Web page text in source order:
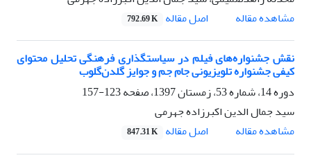
مشاهده مقاله
اصل مقاله 792.69 K
نقش جشنواره‌های فیلم در سیاستگذاری فرهنگی تحلیل محتوای
کیفی جشنواره‌‌ تلویزیونی جام‌ جم و جوایز گلدن‌گلوب
دوره 14، شماره 53، زمستان 1397، صفحه
123-157
سید جمال الدین اکبرزاده جهرمی
مشاهده مقاله
اصل مقاله 847.31 K